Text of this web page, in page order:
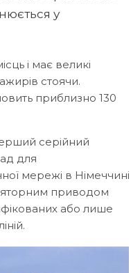
у
і має великі
стоячи.
приблизно 130
серійний
для
мережі в Німеччині
приводом
або лише